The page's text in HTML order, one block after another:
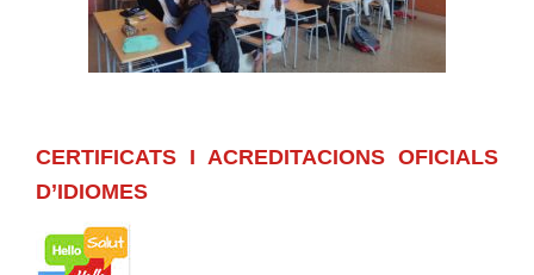
CERTIFICATS I ACREDITACIONS OFICIALS
D’IDIOMES